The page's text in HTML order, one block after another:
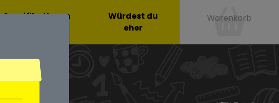
Spezifikationen
Würdest du
eher
Warenkorb